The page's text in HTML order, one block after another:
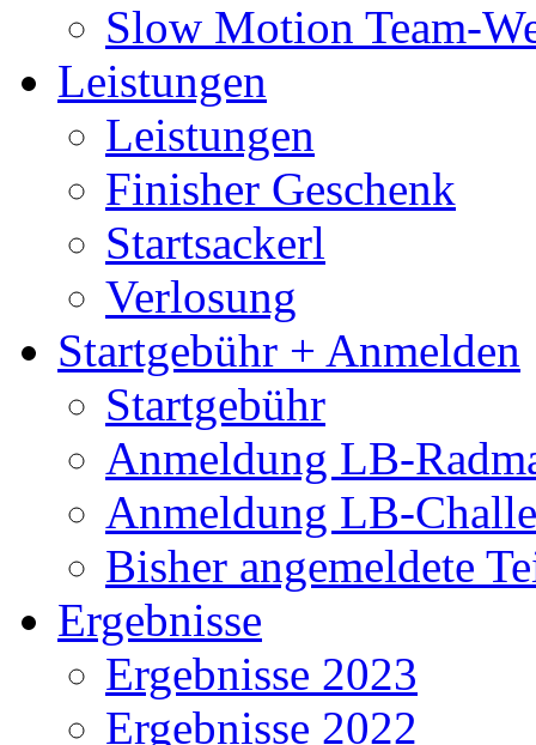
Slow Motion Team-
Leistungen
Leistungen
Finisher Geschenk
Startsackerl
Verlosung
Startgebühr + Anmelden
Startgebühr
Anmeldung LB-
Anmeldung LB-
Bisher angemeldete
Ergebnisse
Ergebnisse 2023
Ergebnisse 2022